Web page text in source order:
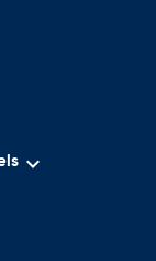
en valeur ce
